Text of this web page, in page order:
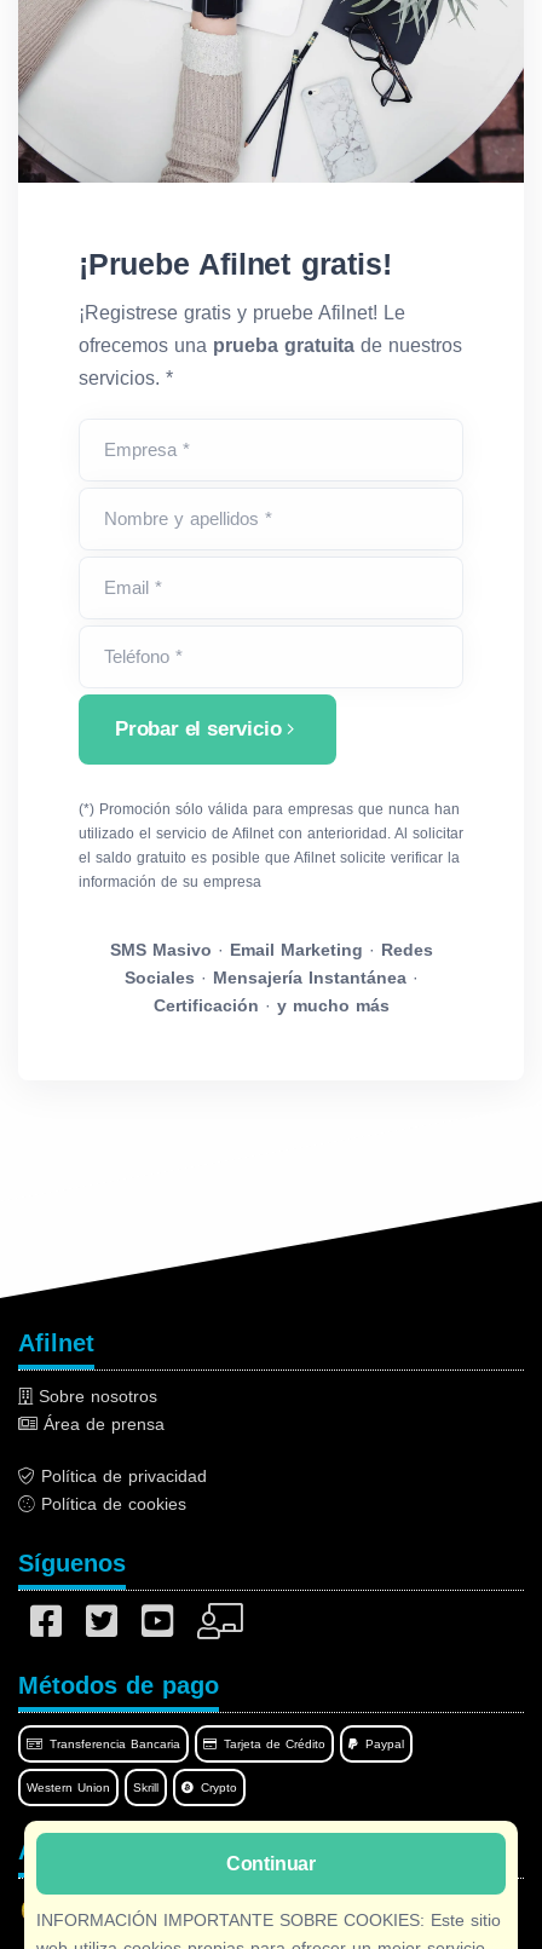
¡Pruebe Afilnet gratis!
¡Registrese gratis y pruebe Afilnet! Le
ofrecemos una prueba gratuita de nuestros
servicios. *
Empresa *
Nombre y apellidos *
Email *
Teléfono *
Probar el servicio
(*) Promoción sólo válida para empresas que nunca han
utilizado el servicio de Afilnet con anterioridad. Al solicitar
el saldo gratuito es posible que Afilnet solicite verificar la
información de su empresa
SMS Masivo · Email Marketing · Redes
Sociales · Mensajería Instantánea·
Certificación · y mucho más
Continuar
INFORMACIÓN IMPORTANTE SOBRE COOKIES: Este sitio
Afilnet
Sobre nosotros
Área de prensa
Política de privacidad
Política de cookies
Síguenos
Métodos de pago
Transferencia Bancaria Tarjeta de Crédito Paypal
Western Union Skrill Crypto
Afilnet en su idioma